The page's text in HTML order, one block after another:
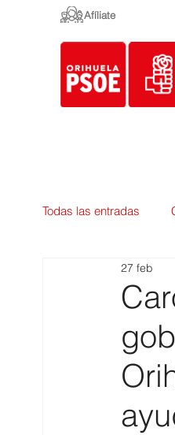
Afíliate
Todas las entradas
Empleo y
Urbanismo
27 feb